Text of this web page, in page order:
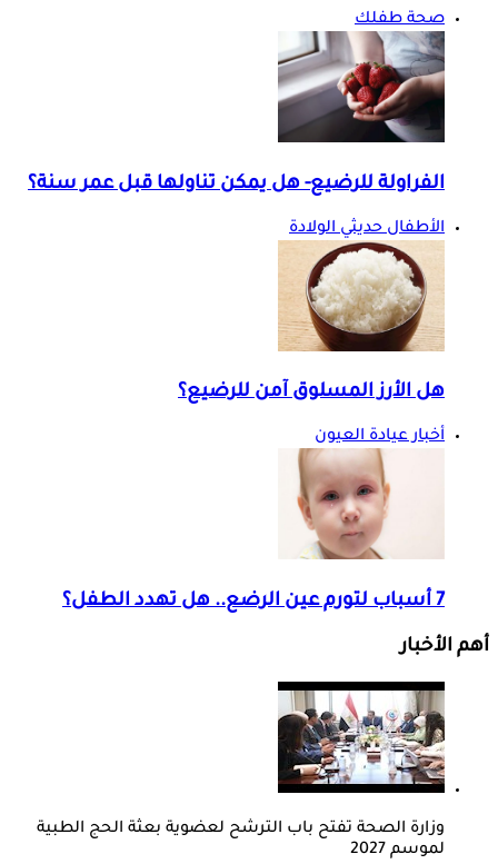
صحة طفلك
الفراولة للرضيع- هل يمكن تناولها قبل عمر سنة؟
الأطفال حديثي الولادة
هل الأرز المسلوق آمن للرضيع؟
أخبار عيادة العيون
7 أسباب لتورم عين الرضع.. هل تهدد الطفل؟
أهم الأخبار
وزارة الصحة تفتح باب الترشح لعضوية بعثة الحج الطبية
لموسم 2027